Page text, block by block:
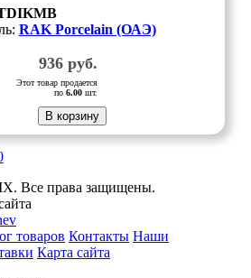
RAK Porcelain (ОАЭ)
936руб.
Этот товар продается
по 6.00шт.
В корзину
Все права защищены.
товаров Контакты Наши
Карта сайта